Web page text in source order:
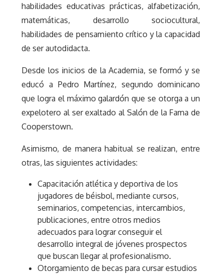
habilidades educativas prácticas, alfabetización,
matemáticas, desarrollo sociocultural,
habilidades de pensamiento crítico y la capacidad
de ser autodidacta.
Desde los inicios de la Academia, se formó y se
educó a Pedro Martínez, segundo dominicano
que logra el máximo galardón que se otorga a un
expelotero al ser exaltado al Salón de la Fama de
Cooperstown.
Asimismo, de manera habitual se realizan, entre
otras, las siguientes actividades:
Capacitación atlética y deportiva de los
jugadores de béisbol, mediante cursos,
seminarios, competencias, intercambios,
publicaciones, entre otros medios
adecuados para lograr conseguir el
desarrollo integral de jóvenes prospectos
que buscan llegar al profesionalismo.
Otorgamiento de becas para cursar estudios